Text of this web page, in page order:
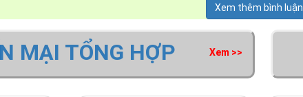
Xem thêm bình luận
MẠI TỔNG HỢP Xem >>